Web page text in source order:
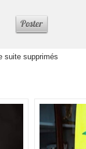
suite supprimés